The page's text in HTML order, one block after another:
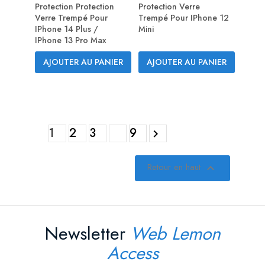
Protection Protection
Verre Trempé Pour
IPhone 14 Plus /
IPhone 13 Pro Max
AJOUTER AU PANIER
Protection Verre
Trempé Pour IPhone 12
Mini
AJOUTER AU PANIER
1 2 3 9 
Retour en haut 
Newsletter Web Lemon
Access